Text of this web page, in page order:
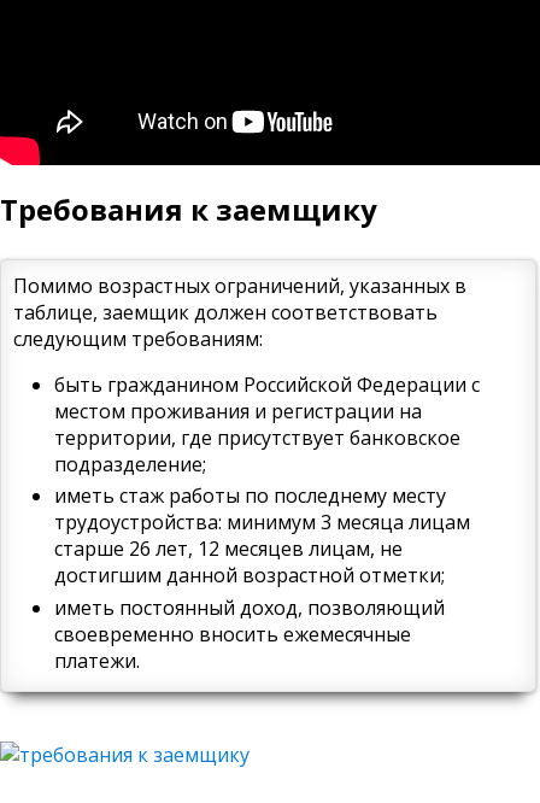
Требования к заемщику
Помимо возрастных ограничений, указанных в
таблице, заемщик должен соответствовать
следующим требованиям:
быть гражданином Российской Федерации с
местом проживания и регистрации на
территории, где присутствует банковское
подразделение;
иметь стаж работы по последнему месту
трудоустройства: минимум 3 месяца лицам
старше 26 лет, 12 месяцев лицам, не
достигшим данной возрастной отметки;
иметь постоянный доход, позволяющий
своевременно вносить ежемесячные
платежи.